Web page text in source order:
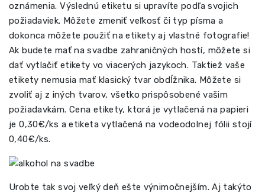
oznámenia. Výslednú etiketu si upravíte podľa svojich
požiadaviek. Môžete zmeniť veľkosť či typ písma a
dokonca môžete použiť na etikety aj vlastné fotografie!
Ak budete mať na svadbe zahraničných hostí, môžete si
dať vytlačiť etikety vo viacerých jazykoch. Taktiež vaše
etikety nemusia mať klasický tvar obdĺžnika. Môžete si
zvoliť aj z iných tvarov, všetko prispôsobené vašim
požiadavkám. Cena etikety, ktorá je vytlačená na papieri
je 0,30€/ks a etiketa vytlačená na vodeodolnej fólii stojí
0,40€/ks.
Urobte tak svoj veľký deň ešte výnimočnejším. Aj takýto